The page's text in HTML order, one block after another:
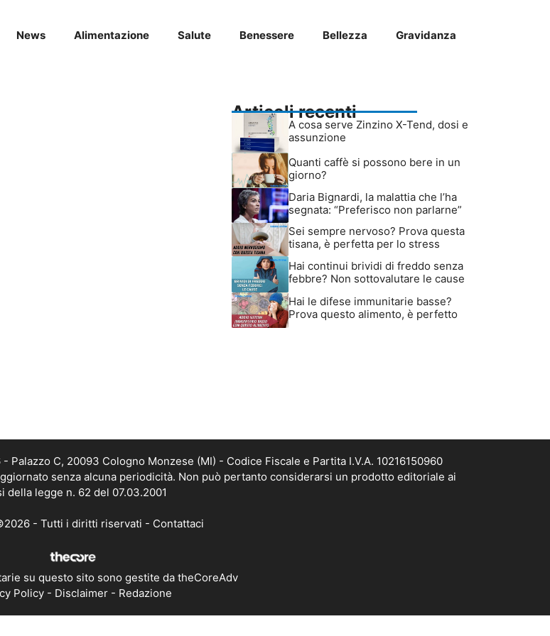
News Alimentazione Salute Benessere Bellezza Gravidanza
Articoli recenti
A cosa serve Zinzino X-Tend, dosi e
assunzione
Quanti caffè si possono bere in un
giorno?
Daria Bignardi, la malattia che l’ha
segnata: “Preferisco non parlarne”
Sei sempre nervoso? Prova questa
tisana, è perfetta per lo stress
Hai continui brividi di freddo senza
febbre? Non sottovalutare le cause
Hai le difese immunitarie basse?
Prova questo alimento, è perfetto
Palazzo C, 20093 Cologno Monzese (MI) - Codice Fiscale e Partita I.V.A. 10216150960
senza alcuna periodicità. Non può pertanto considerarsi un prodotto editoriale ai
della legge n. 62 del 07.03.2001
- Tutti i diritti riservati - Contattaci
su questo sito sono gestite da theCoreAdv
Policy- Disclaimer- Redazione